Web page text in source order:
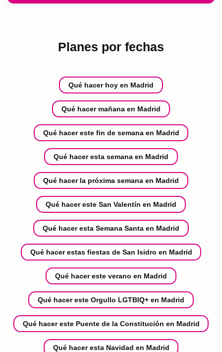
Planes por fechas
Qué hacer hoy en Madrid
Qué hacer mañana en Madrid
Qué hacer este fin de semana en Madrid
Qué hacer esta semana en Madrid
Qué hacer la próxima semana en Madrid
Qué hacer este San Valentín en Madrid
Qué hacer esta Semana Santa en Madrid
Qué hacer estas fiestas de San Isidro en Madrid
Qué hacer este verano en Madrid
Qué hacer este Orgullo LGTBIQ+ en Madrid
Qué hacer este Puente de la Constitución en Madrid
Qué hacer esta Navidad en Madrid